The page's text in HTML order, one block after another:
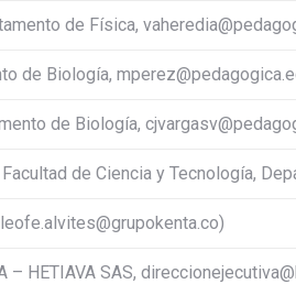
de Física,
de Biología,
de Biología,
de Ciencia y Tecnología,
HETIAVA SAS,